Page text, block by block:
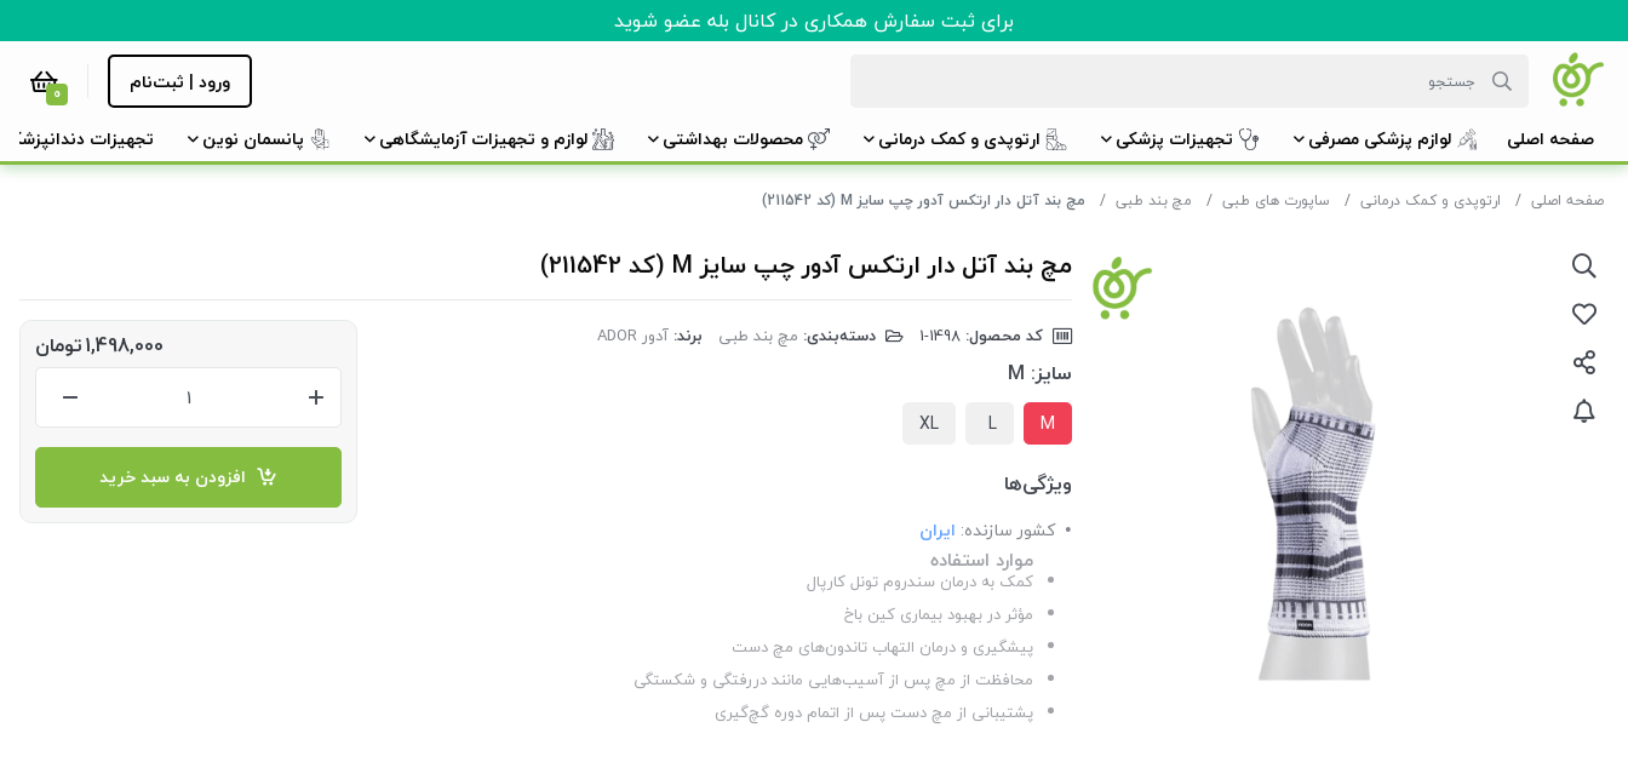
برای ثبت سفارش همکاری در کانال بله عضو شوید
ورود | ثبت‌نام 0
صفحه اصلی لوازم پزشکی مصرفی تجهیزات پزشکی ارتوپدی و کمک درمانی محصولات بهداشتی لوازم و تجهیزات آزمایشگاهی پانسمان نوین تجهیزات دندانپزشکی
صفحه اصلی ارتوپدی و کمک درمانی ساپورت های طبی مچ بند طبی مچ بند آتل دار ارتکس آدور چپ سایز M (کد 211542)
مچ بند آتل دار ارتکس آدور چپ سایز M (کد 211542)
کد محصول: دسته‌بندی: مچ بند طبی برند: آدور ADOR
سایز: M
M
L
XL
ویژگی‌ها
کشور سازنده: ایران
موارد استفاده
کمک به درمان سندروم تونل کارپال
مؤثر در بهبود بیماری کین باخ
پیشگیری و درمان التهاب تاندون‌های مچ دست
محافظت از مچ پس از آسیب‌هایی مانند دررفتگی و شکستگی
پشتیبانی از مچ دست پس از اتمام دوره گچ‌گیری
1,498,000تومان
افزودن به سبد خرید